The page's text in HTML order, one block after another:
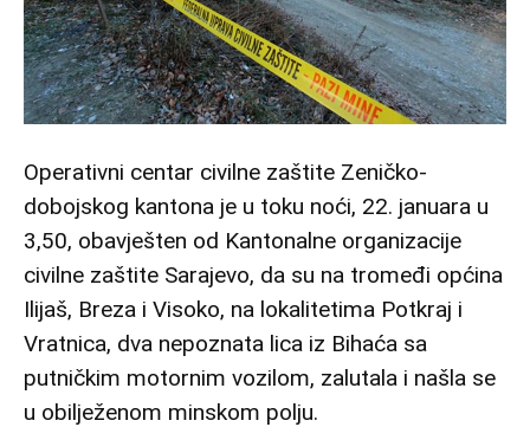
Operativni centar civilne zaštite Zeničko-
dobojskog kantona je u toku noći, 22. januara u
3,50, obavješten od Kantonalne organizacije
civilne zaštite Sarajevo, da su na tromeđi općina
Ilijaš, Breza i Visoko, na lokalitetima Potkraj i
Vratnica, dva nepoznata lica iz Bihaća sa
putničkim motornim vozilom, zalutala i našla se
u obilježenom minskom polju.